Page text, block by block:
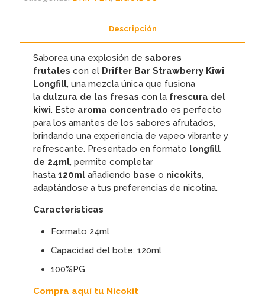
Descripción
Saborea una explosión desabores
frutales con el Drifter Bar Strawberry Kiwi
Longfill, una mezcla única que fusiona
la dulzura de las fresas con la frescura del
kiwi. Este aroma concentrado es perfecto
para los amantes de los sabores afrutados,
brindando una experiencia de vapeo vibrante y
refrescante. Presentado en formato longfill
de 24ml, permite completar
hasta120ml añadiendo baseo nicokits,
adaptándose a tus preferencias de nicotina.
Características
Formato 24ml
Capacidad del bote: 120ml
100%PG
Compra aquí tu Nicokit